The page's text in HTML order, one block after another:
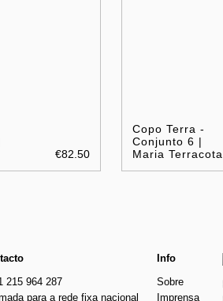
€82.50
Copo Terra -
Conjunto 6 |
Maria Terracota
215 964 287
para a rede fixa nacional
Info
Sobre
Imprensa